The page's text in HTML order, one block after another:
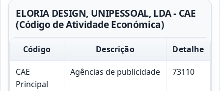
ELORIA DESIGN, UNIPESSOAL, LDA - CAE
(Código de Atividade Económica)
Código Descrição Detalhe
CAE
Principal
Agências de publicidade 73110